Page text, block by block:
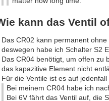
kann das Ventil
Das CR02 kann permanent
deswegen habe ich Schalter S2
Das CR04 benötigt, um offen zu
das kapazitive Element nicht
Für die Ventile ist es auf
Bei meinem CR04 habe ich
Bei 6V fährt das Ventil auf, die